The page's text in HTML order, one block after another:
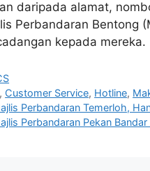
daripada alamat,
Perbandaran Bentong
kepada mereka.
, Customer Service, Hotline,
Perbandaran Temerloh,
Perbandaran Pekan